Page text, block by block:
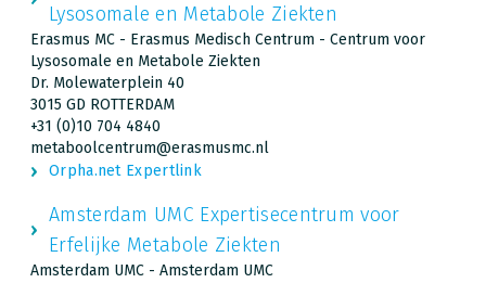
Lysosomale en Metabole Ziekten
Erasmus MC - Erasmus Medisch Centrum - Centrum voor
Lysosomale en Metabole Ziekten
Dr. Molewaterplein 40
3015 GD ROTTERDAM
+31 (0)10 704 4840
metaboolcentrum@erasmusmc.nl
Orpha.net Expertlink
Amsterdam UMC Expertisecentrum voor
Erfelijke Metabole Ziekten
Amsterdam UMC - Amsterdam UMC